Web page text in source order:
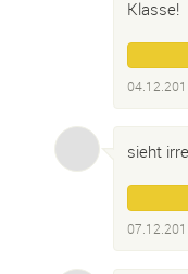
Klasse!
sieht